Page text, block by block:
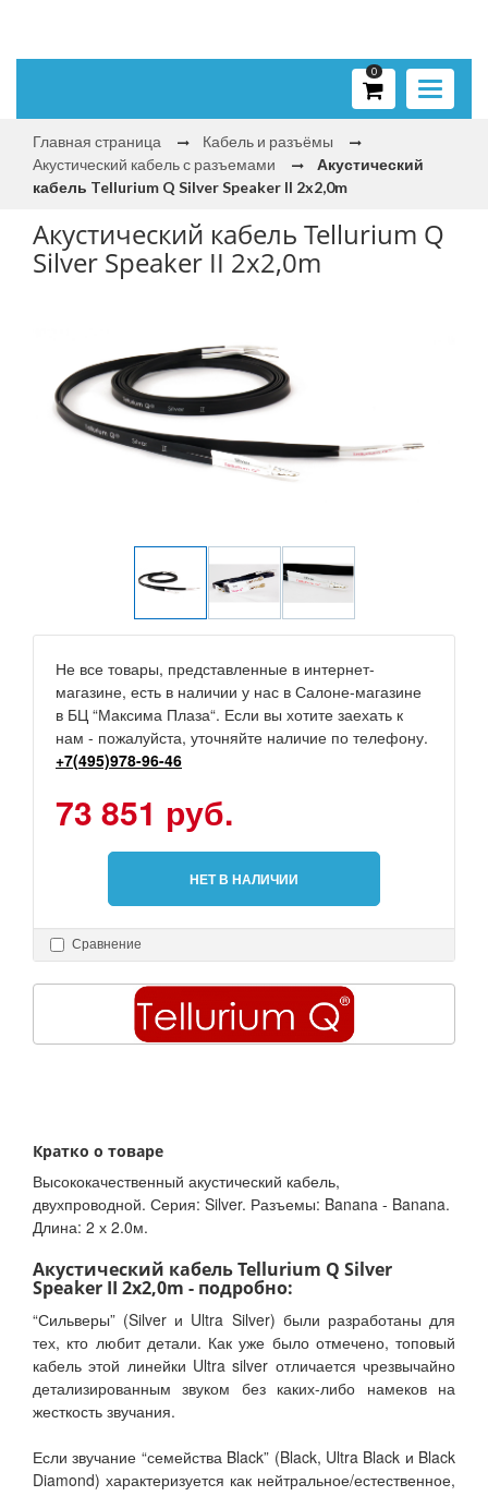
Toggle
0
Главная страница
Кабель и разъёмы
Акустический кабель с разъемами
Акустический
кабель Tellurium Q Silver Speaker II 2x2,0m
Акустический кабель Tellurium Q
Silver Speaker II 2x2,0m
Не все товары, представленные в интернет-
магазине, есть в наличии у нас в Салоне-магазине
в БЦ “Максима Плаза“. Если вы хотите заехать к
нам - пожалуйста, уточняйте наличие по телефону.
+7(495)978-96-46
73 851 руб.
НЕТ В НАЛИЧИИ
Сравнение
Кратко о товаре
Высококачественный акустический кабель,
двухпроводной. Серия: Silver. Разъемы: Banana - Banana.
Длина: 2 х 2.0м.
Акустический кабель Tellurium Q Silver
Speaker II 2x2,0m - подробно:
“Сильверы” (Silver и Ultra Silver) были разработаны для
тех, кто любит детали. Как уже было отмечено, топовый
кабель этой линейки Ultra silver отличается чрезвычайно
детализированным звуком без каких-либо намеков на
жесткость звучания.
Если звучание “семейства Black” (Black, Ultra Black и Black
Diamond) характеризуется как нейтральное/естественное,